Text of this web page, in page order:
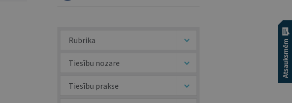
Rubrika
Tiesību nozare
Tiesību prakse